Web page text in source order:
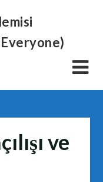
ve